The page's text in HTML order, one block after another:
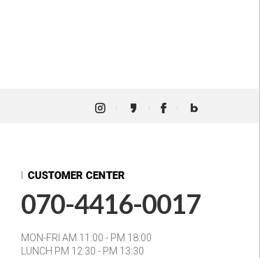
070-4416-0017
MON-FRI AM 11:00 - PM 18:00
LUNCH PM 12:30 - PM 13:30